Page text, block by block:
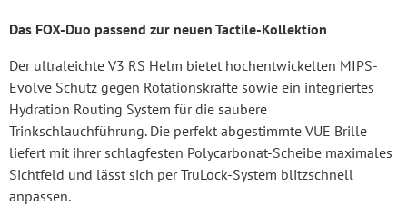
Das FOX-Duo passend zur neuen Tactile-Kollektion
Der ultraleichte V3 RS Helm bietet hochentwickelten MIPS-
Evolve Schutz gegen Rotationskräfte sowie ein integriertes
Hydration Routing System für die saubere
Trinkschlauchführung. Die perfekt abgestimmte VUE Brille
liefert mit ihrer schlagfesten Polycarbonat-Scheibe maximales
Sichtfeld und lässt sich per TruLock-System blitzschnell
anpassen.